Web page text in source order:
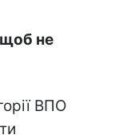
щоб не
ВПО